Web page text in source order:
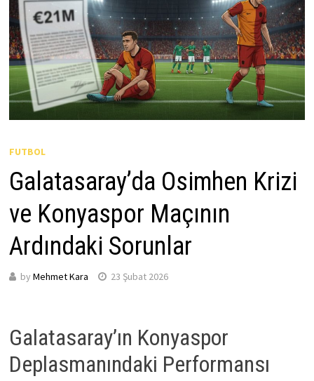
FUTBOL
Galatasaray’da Osimhen Krizi
ve Konyaspor Maçının
Ardındaki Sorunlar
by Mehmet Kara 23 Şubat 2026
Galatasaray’ın Konyaspor
Deplasmanındaki Performansı